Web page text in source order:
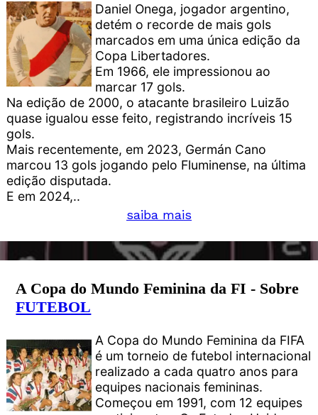
Daniel Onega, jogador argentino,
detém o recorde de mais gols
marcados em uma única edição da
Copa Libertadores.
Em 1966, ele impressionou ao
marcar 17 gols.
Na edição de 2000, o atacante brasileiro Luizão
quase igualou esse feito, registrando incríveis 15
gols.
Mais recentemente, em 2023, Germán Cano
marcou 13 gols jogando pelo Fluminense, na última
edição disputada.
E em 2024,..
saiba mais
A Copa do Mundo Feminina da FI - Sobre
FUTEBOL
A Copa do Mundo Feminina da FIFA
é um torneio de futebol internacional
realizado a cada quatro anos para
equipes nacionais femininas.
Começou em 1991, com 12 equipes